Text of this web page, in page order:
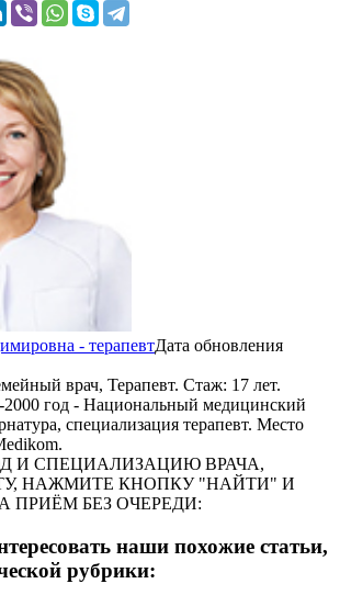
- терапевтДата обновления
врач, Терапевт. Стаж: 17 лет.
2000 год - Национальный медицинский
специализация терапевт. Место
И СПЕЦИАЛИЗАЦИЮ ВРАЧА,
НАЖМИТЕ КНОПКУ "НАЙТИ" И
ПРИЁМ БЕЗ ОЧЕРЕДИ:
наши похожие статьи,
рубрики: